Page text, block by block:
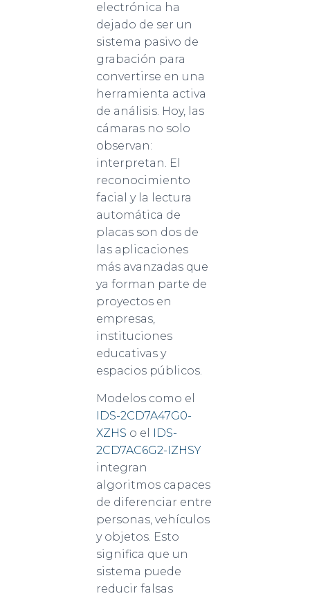
electrónica ha
dejado de ser un
sistema pasivo de
grabación para
convertirse en una
herramienta activa
de análisis. Hoy, las
cámaras no solo
observan:
interpretan. El
reconocimiento
facial y la lectura
automática de
placas son dos de
las aplicaciones
más avanzadas que
ya forman parte de
proyectos en
empresas,
instituciones
educativas y
espacios públicos.
Modelos como el
IDS-2CD7A47G0-
XZHS o el
IDS-
2CD7AC6G2-IZHSY
integran
algoritmos capaces
de diferenciar entre
personas, vehículos
y objetos. Esto
significa que un
sistema puede
reducir falsas